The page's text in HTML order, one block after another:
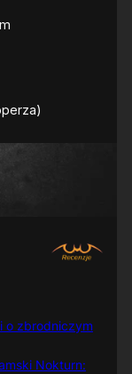
o zbrodniczym
Nokturn: